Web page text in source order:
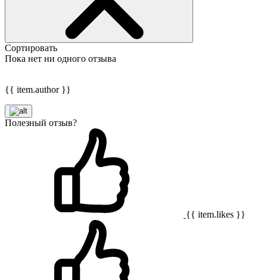
Сортировать
Пока нет ни одного отзыва
{{ item.author }}
Полезный отзыв?
{{ item.likes }}